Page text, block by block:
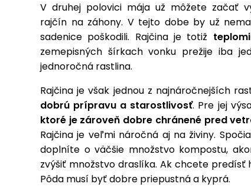
V druhej polovici mája už môžete začať
rajčín na záhony. V tejto dobe by už
sadenice poškodili. Rajčina je totiž
zemepisných šírkach vonku prežije iba
jednoročná rastlina.
Rajčina je však jednou z najnáročnejších
dobrú prípravu a starostlivosť. Pre jej
ktoré je zároveň dobre chránené pred
Rajčina je veľmi náročná aj na živiny.
doplníte o väčšie množstvo kompostu,
zvýšiť množstvo draslíka. Ak chcete predísť
Pôda musí byť dobre priepustná a kyprá.